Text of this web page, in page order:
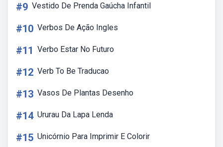
#9 Vestido De Prenda Gaúcha Infantil
#10 Verbos De Ação Ingles
#11 Verbo Estar No Futuro
#12 Verb To Be Traducao
#13 Vasos De Plantas Desenho
#14 Ururau Da Lapa Lenda
#15 Unicórnio Para Imprimir E Colorir